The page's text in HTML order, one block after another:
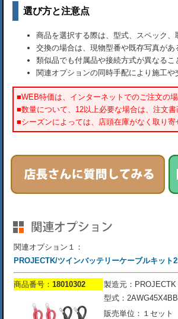
選び方と注意点
商品を選択する際は、型式、スペック
交換の場合は、現物型番や既存写真が
類似品でも付属品や接続方式が異なるこ
関連オプションの同時手配により施工
■WEB特価は、インターネットでのご注文の
■数量について、12以上必要な場合は、注文
■シーズンによっては、店頭在庫がなく取り
関連オプション１：
PROJECTK/ツインバッテリーケーブルキット
商品番号： 18010302
製造元：PROJECTK
型式：2AWG45X4BB
販売単位：１セット